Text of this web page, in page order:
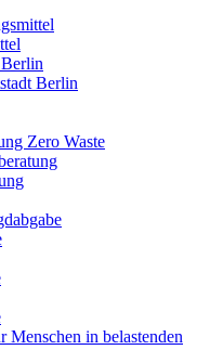
Berlin
Zero Waste
Menschen in belastenden